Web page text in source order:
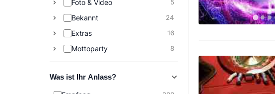
Foto & Video 5
Bekannt 24
Extras 16
Mottoparty 8
Was ist Ihr Anlass?